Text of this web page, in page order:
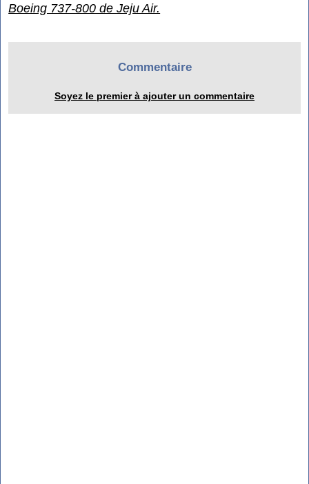
Boeing 737-800 de Jeju Air.
Commentaire
Soyez le premier à ajouter un commentaire